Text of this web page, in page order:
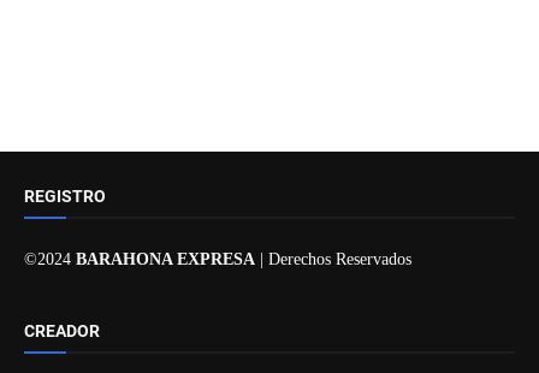
REGISTRO
©2024 BARAHONA EXPRESA | Derechos Reservados
CREADOR